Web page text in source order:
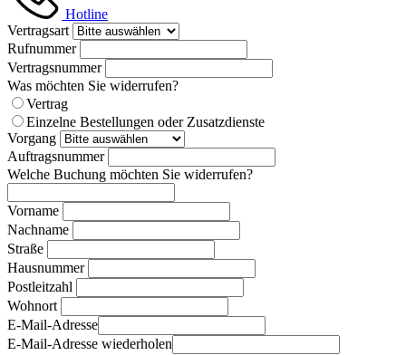
Hotline
Vertragsart
Rufnummer
Vertragsnummer
Was möchten Sie widerrufen?
Vertrag
Einzelne Bestellungen oder Zusatzdienste
Vorgang
Auftragsnummer
Welche Buchung möchten Sie widerrufen?
Vorname
Nachname
Straße
Hausnummer
Postleitzahl
Wohnort
E-Mail-Adresse
E-Mail-Adresse wiederholen